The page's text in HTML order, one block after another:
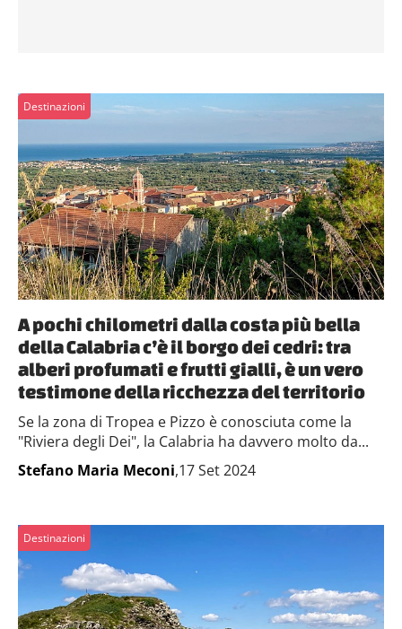
Destinazioni
A pochi chilometri dalla costa più bella
della Calabria c’è il borgo dei cedri: tra
alberi profumati e frutti gialli, è un vero
testimone della ricchezza del territorio
Se la zona di Tropea e Pizzo è conosciuta come la
"Riviera degli Dei", la Calabria ha davvero molto da...
Stefano Maria Meconi,17 Set 2024
Destinazioni